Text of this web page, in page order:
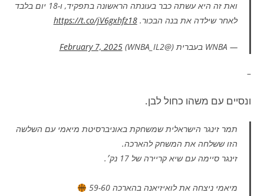
ואת זה היא עשתה כבר בעונתה הראשונה בתפקיד, ו-18 יום בלבד
לאחר שילדה את בנה הבכור.https://t.co/jV6gxhfz18
— WNBA בעברית (@WNBA_IL2) February 7, 2025
–
ונסיים עם משהו כחול לבן.
תמר זינגר הישראלית שמשחקת באוניברסיטת מיאמי עם השלשה
הזו ששלחה את המשחק להארכה.
זינגר סיימה עם שיא קריירה של 17 נק׳.
מיאמי ניצחה את לואיזיאנה בהארכה 59-60